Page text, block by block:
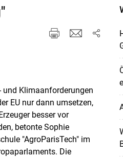
und Klimaanforderungen
EU nur dann umsetzen,
besser vor
betonte Sophie
"AgroParisTech" im
Die